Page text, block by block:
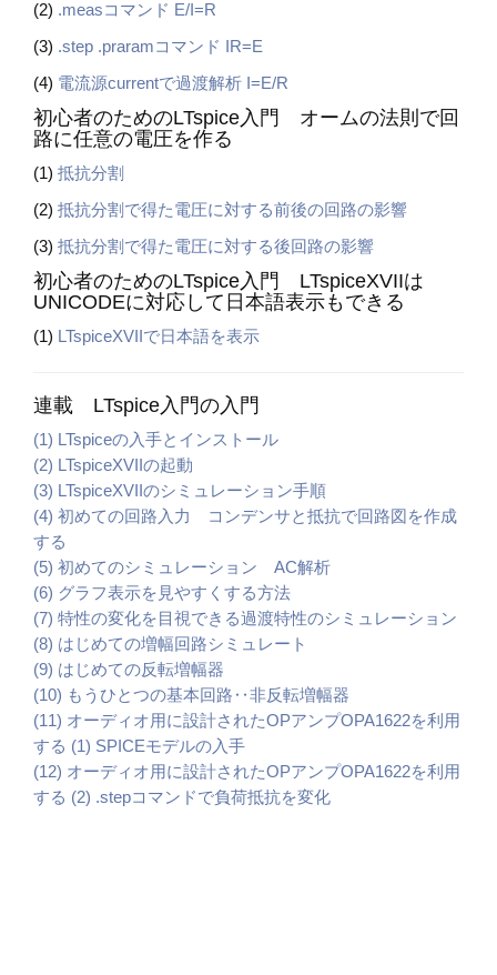
(2) .measコマンド E/I=R
(3) .step .praramコマンド IR=E
(4) 電流源currentで過渡解析 I=E/R
初心者のためのLTspice入門 オームの法則で回
路に任意の電圧を作る
(1) 抵抗分割
(2) 抵抗分割で得た電圧に対する前後の回路の影響
(3) 抵抗分割で得た電圧に対する後回路の影響
初心者のためのLTspice入門 LTspiceXVIIは
UNICODEに対応して日本語表示もできる
(1) LTspiceXVIIで日本語を表示
連載 LTspice入門の入門
(1) LTspiceの入手とインストール
(2) LTspiceXVIIの起動
(3) LTspiceXVIIのシミュレーション手順
(4) 初めての回路入力 コンデンサと抵抗で回路図を作成
する
(5) 初めてのシミュレーション AC解析
(6) グラフ表示を見やすくする方法
(7) 特性の変化を目視できる過渡特性のシミュレーション
(8) はじめての増幅回路シミュレート
(9) はじめての反転増幅器
(10) もうひとつの基本回路‥非反転増幅器
(11) オーディオ用に設計されたOPアンプOPA1622を利用
する (1) SPICEモデルの入手
(12) オーディオ用に設計されたOPアンプOPA1622を利用
する (2) .stepコマンドで負荷抵抗を変化